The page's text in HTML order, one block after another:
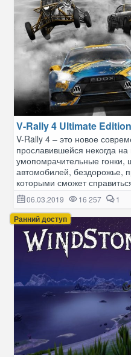
V-Rally 4 Ultimate
V-Rally 4 – это новое
прославившейся некогда
умопомрачительные гонки,
автомобилей, бездорожье,
которыми сможет
06.03.2019 16 257 1
Ранний доступ